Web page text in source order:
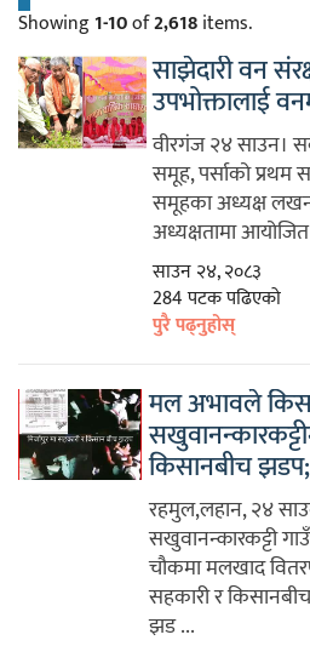
Showing1-10of2,618items.
साझेदारी वन
उपभोक्तालाई
वीरगंज २४ साउन।
समूह, पर्साको प्रथम
समूहका अध्यक्ष
अध्यक्षतामा
साउन २४, २०८३
284 पटक पढिएको
पुरै पढ्नुहोस्
मल अभावले
किसानबीच
रहमुल,लहान, २४
सखुवानन्कारकट्टी
चौकमा मलखाद
सहकारी र
झड ...